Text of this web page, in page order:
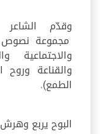
وقدّم الشاعر
مجموعة نصوص
والاجتماعية
والقناعة
الطمع).
البوح يربع